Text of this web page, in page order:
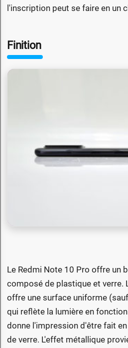
l'inscription peut se faire en un
Finition
Le Redmi Note 10 Pro offre un
composé de plastique et verre.
offre une surface uniforme
qui reflète la lumière en
donne l'impression d'être fait
de verre. L'effet métallique